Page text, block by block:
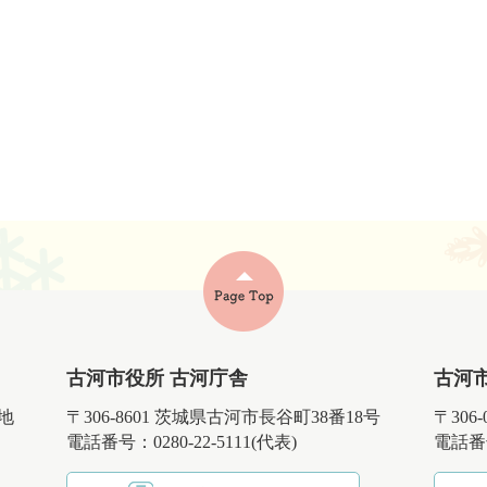
古河市役所 古河庁舎
〒306-8601 茨城県古河市長谷町38番18号
電話番号：0280-22-5111(代表)
古河
〒
電話